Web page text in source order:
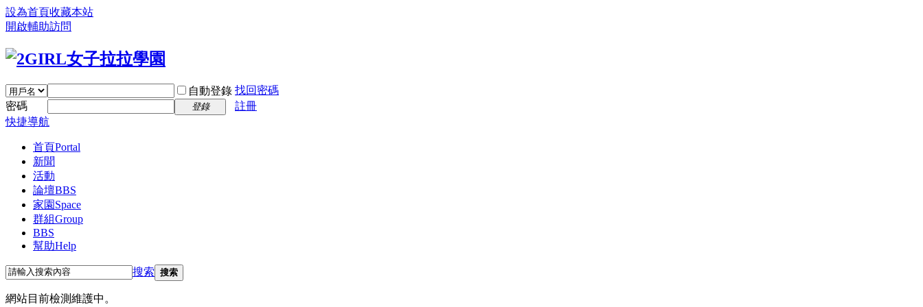
設為首頁收藏本站
開啟輔助訪問
自動登錄 找回密碼
密碼
登錄
註冊
快捷導航
首頁Portal
新聞
活動
論壇BBS
家園 Space
群組Group
BBS
幫助Help
搜索 搜索
網站目前檢測維護中。